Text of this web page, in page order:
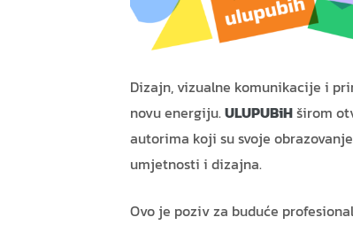
Dizajn, vizualne komunikacije i
novu energiju.ULUPUBiHširom
autorima koji su svoje
umjetnosti i dizajna.
Ovo je poziv za buduće